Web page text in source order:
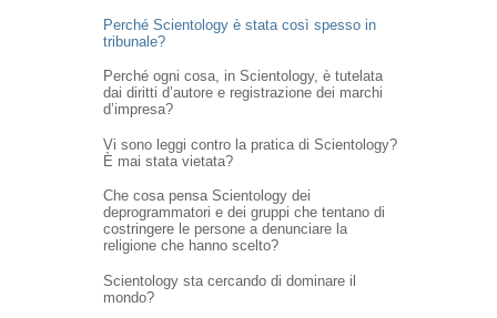
Perché Scientology è stata così spesso in
tribunale?
Perché ogni cosa, in Scientology, è tutelata
dai diritti d’autore e registrazione dei marchi
d’impresa?
Vi sono leggi contro la pratica di Scientology?
È mai stata vietata?
Che cosa pensa Scientology dei
deprogrammatori e dei gruppi che tentano di
costringere le persone a denunciare la
religione che hanno scelto?
Scientology sta cercando di dominare il
mondo?